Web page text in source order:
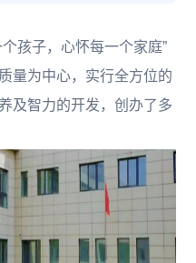
孩子，心怀每一个家庭”
量为中心，实行全方位的
及智力的开发，创办了多